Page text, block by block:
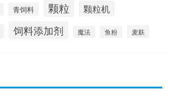
青饲料 颗粒 颗粒机
饲料添加剂 魔法 鱼粉 麦麸